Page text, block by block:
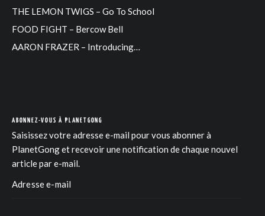
THE LEMON TWIGS – Go To School
FOOD FIGHT – Bercow Bell
AARON FRAZER – Introducing…
ABONNEZ-VOUS À PLANETGONG
Saisissez votre adresse e-mail pour vous abonner à
PlanetGong et recevoir une notification de chaque nouvel
article par e-mail.